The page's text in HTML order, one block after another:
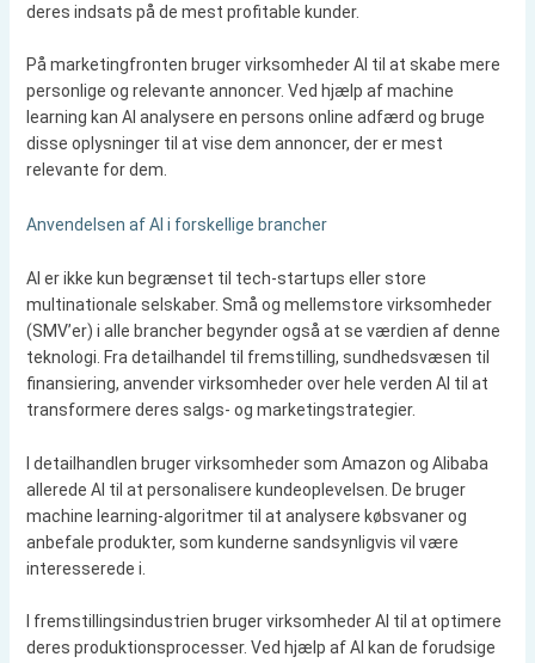
deres indsats på de mest profitable kunder.
På marketingfronten bruger virksomheder AI til at skabe mere
personlige og relevante annoncer. Ved hjælp af machine
learning kan AI analysere en persons online adfærd og bruge
disse oplysninger til at vise dem annoncer, der er mest
relevante for dem.
Anvendelsen af AI i forskellige brancher
AI er ikke kun begrænset til tech-startups eller store
multinationale selskaber. Små og mellemstore virksomheder
(SMV’er) i alle brancher begynder også at se værdien af denne
teknologi. Fra detailhandel til fremstilling, sundhedsvæsen til
finansiering, anvender virksomheder over hele verden AI til at
transformere deres salgs- og marketingstrategier.
I detailhandlen bruger virksomheder som Amazon og Alibaba
allerede AI til at personalisere kundeoplevelsen. De bruger
machine learning-algoritmer til at analysere købsvaner og
anbefale produkter, som kunderne sandsynligvis vil være
interesserede i.
I fremstillingsindustrien bruger virksomheder AI til at optimere
deres produktionsprocesser. Ved hjælp af AI kan de forudsige